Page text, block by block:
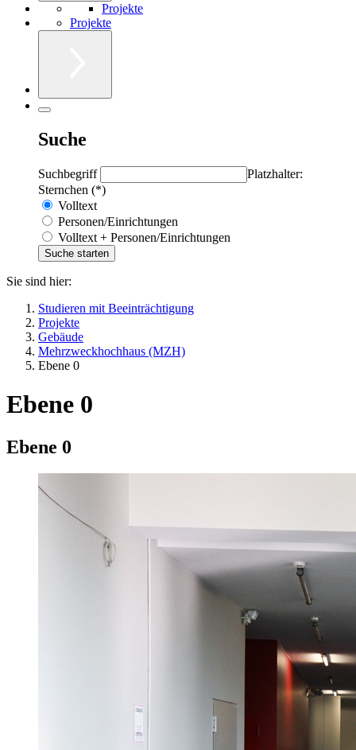
Projekte
Projekte
Suche
Suchbegriff
Platzhalter:
Sternchen (*)
Volltext
Personen/Einrichtungen
Volltext + Personen/Einrichtungen
Sie sind hier:
Studieren mit Beeinträchtigung
Projekte
Gebäude
Mehrzweckhochhaus (MZH)
Ebene 0
Ebene 0
Ebene 0